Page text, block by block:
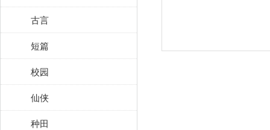
古言
短篇
校园
仙侠
种田